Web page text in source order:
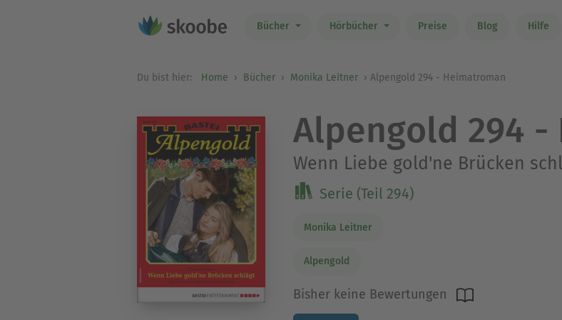
Bücher Hörbücher Preise Blog Hilfe
Du bist hier: Home Bücher Monika Leitner Alpengold 294 - Heimatroman
Alpengold 294
Wenn Liebe gold'ne Brücken
Serie (Teil 294)
Monika Leitner
Alpengold
Bisher keine Bewertungen